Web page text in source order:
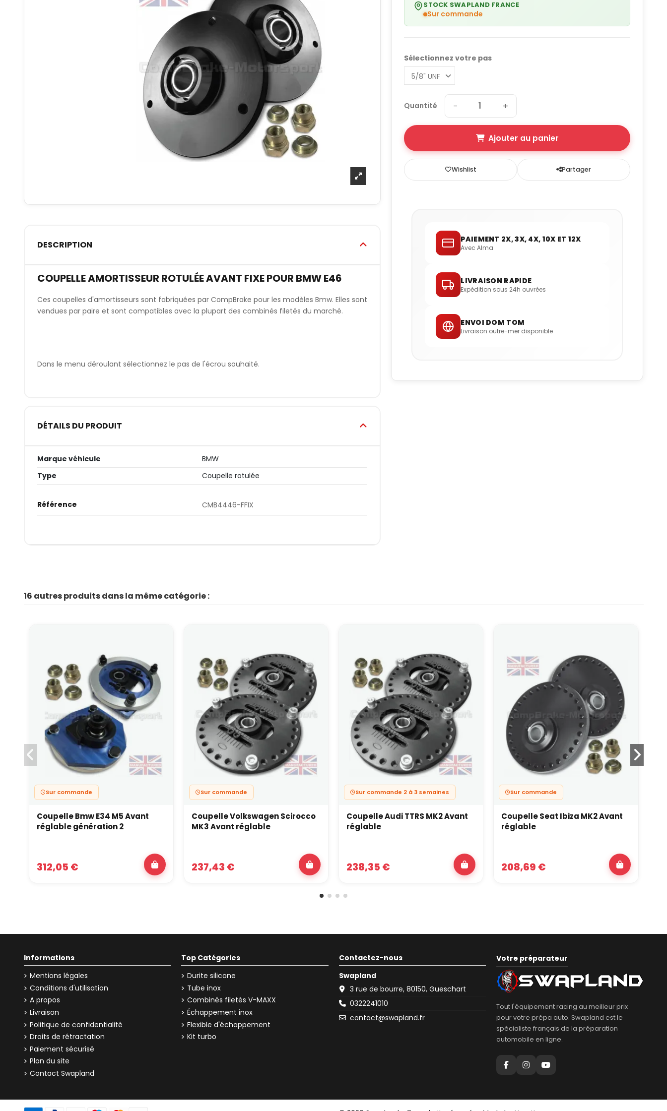
DESCRIPTION
COUPELLE AMORTISSEUR ROTULÉE AVANT FIXE POUR BMW E46
Ces coupelles d'amortisseurs sont fabriquées par CompBrake pour les modèles Bmw. Elles sont
vendues par paire et sont compatibles avec la plupart des combinés filetés du marché.
Dans le menu déroulant sélectionnez le pas de l'écrou souhaité.
DÉTAILS DU PRODUIT
Marque véhicule
BMW
Type
Coupelle rotulée
Référence CMB4446-FFIX
STOCK SWAPLAND FRANCE
Sur commande
Sélectionnez votre pas
Quantité − +
Ajouter au panier
Wishlist Partager
PAIEMENT 2X, 3X, 4X, 10X ET 12X
Avec Alma
LIVRAISON RAPIDE
Expédition sous 24h ouvrées
ENVOI DOM TOM
Livraison outre-mer disponible
16 autres produits dans la même catégorie :
Sur commande
Coupelle Bmw E34 M5 Avant
réglable génération 2
312,05 €
Sur commande
Coupelle Volkswagen Scirocco
MK3 Avant réglable
237,43 €
Sur commande 2 à 3 semaines
Coupelle Audi TTRS MK2 Avant
réglable
238,35 €
Sur commande
Coupelle Seat Ibiza MK2 Avant
réglable
208,69 €
Informations
Mentions légales
Conditions d'utilisation
A propos
Livraison
Politique de confidentialité
Droits de rétractation
Paiement sécurisé
Plan du site
Contact Swapland
Top Catégories
Durite silicone
Tube inox
Combinés filetés V-MAXX
Échappement inox
Flexible d'échappement
Kit turbo
Contactez-nous
Swapland
3 rue de bourre, 80150, Gueschart
0322241010
contact@swapland.fr
Votre préparateur
Tout l'équipement racing au meilleur prix
pour votre prépa auto. Swapland est le
spécialiste français de la préparation
automobile en ligne.